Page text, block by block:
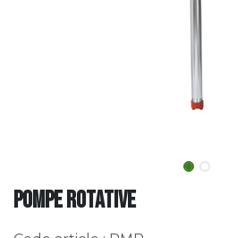
POMPE ROTATIVE